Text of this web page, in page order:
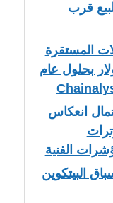
قرب
المستقرة
دولار بحلول عام
انعكاس
الفنية
البيتكوين